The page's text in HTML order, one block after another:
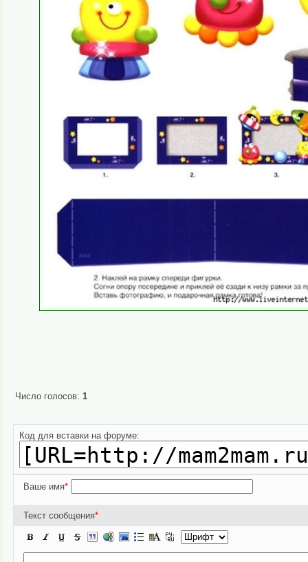
Число голосов: 1
Код для вставки на форуме:
Ваше имя*
Текст сообщения*